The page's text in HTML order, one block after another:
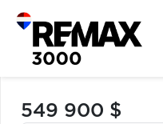
549 900 $